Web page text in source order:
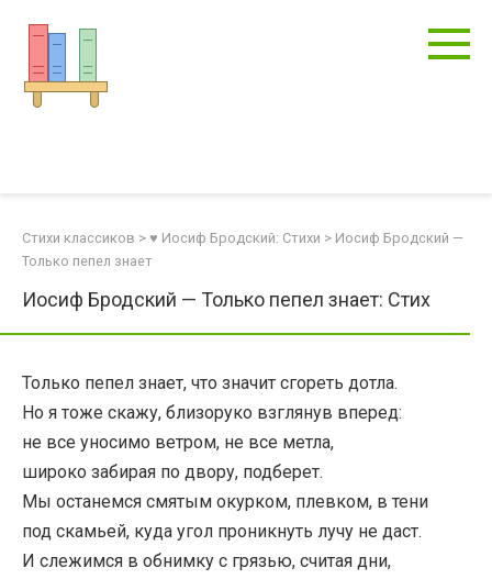
контенту
Стихи классиков > ♥ Иосиф Бродский: Стихи > Иосиф Бродский —
Только пепел знает
Иосиф Бродский — Только пепел знает: Стих
Только пепел знает, что значит сгореть дотла.
Но я тоже скажу, близоруко взглянув вперед:
не все уносимо ветром, не все метла,
широко забирая по двору, подберет.
Мы останемся смятым окурком, плевком, в тени
под скамьей, куда угол проникнуть лучу не даст.
И слежимся в обнимку с грязью, считая дни,